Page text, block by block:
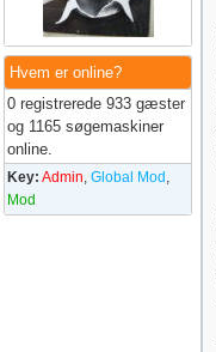
Hvem er online?
0 registrerede 933 gæster
og 1165 søgemaskiner
online.
Key: Admin, Global Mod ,
Mod